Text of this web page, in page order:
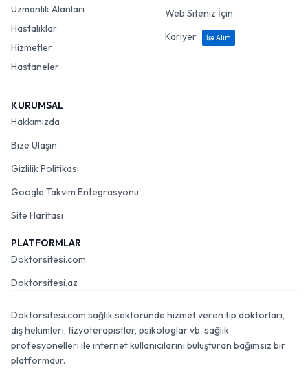
Uzmanlık Alanları
Hastalıklar
Hizmetler
Hastaneler
Web Siteniz İçin
Kariyer
İşe Alım
KURUMSAL
Hakkımızda
Bize Ulaşın
Gizlilik Politikası
Google Takvim Entegrasyonu
Site Haritası
PLATFORMLAR
Doktorsitesi.com
Doktorsitesi.az
Doktorsitesi.com sağlık sektöründe hizmet veren tıp doktorları,
diş hekimleri, fizyoterapistler, psikologlar vb. sağlık
profesyonelleri ile internet kullanıcılarını buluşturan bağımsız bir
platformdur.